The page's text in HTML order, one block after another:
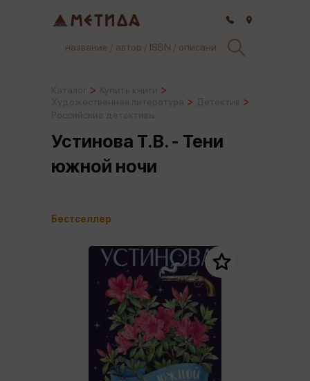
Устинова Т.В. - Тени
южной ночи
Бестселлер